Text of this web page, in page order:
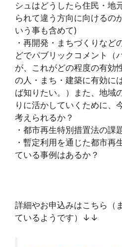
シュはどうしたら住民・地
られて違う方向に向けるの
いう事も含めて)
・再開発・まちづくりなど
どでパブリックコメント（
が、これがどの程度の有効
の人・まち・建築に有効に
ば知りたい。）また、地域
りに活かしていくために、
考えられるか？
・都市再生特別措置法の課
・暫定利用を通じた都市再
ている事例はあるか？
詳細やお申込みはこちら（
ているようです）↓↓